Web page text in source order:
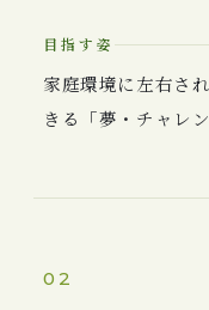
目指す姿
家庭環境に左右さ
きる「夢・チャレ
02